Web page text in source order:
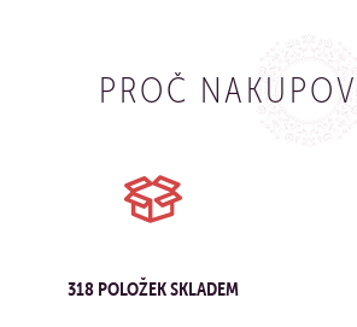
PROČ
318 POLOŽEK SKLADEM